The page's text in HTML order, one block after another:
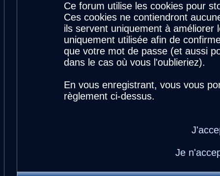
Ce forum utilise les cookies pour
Ces cookies ne contiendront
ils servent uniquement à
uniquement utilisée afin de
que votre mot de passe (et aussi
dans le cas où vous l'oublieriez).
En vous enregistrant, vous vous
règlement ci-dessus.
Je